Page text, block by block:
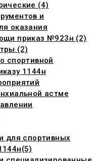
(4)
и
оказания
приказ №923н (2)
(2)
спортивной
1144н
астме
для спортивных